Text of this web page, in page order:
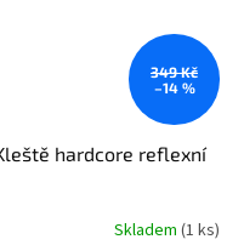
349 Kč
–14 %
hardcore reflexní
Skladem (1 ks)